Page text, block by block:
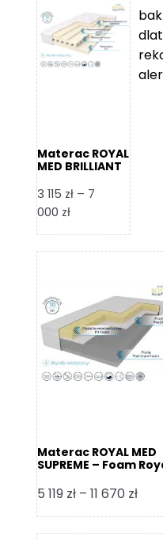
4
570 zł
Materac ROYAL
MED BRILLIANT
3 115 zł – 7
000 złZakres
od
7
000 zł
Materac ROYAL MED
SUPREME – Foam
5 119 zł – 11 670 zł
cen:
od